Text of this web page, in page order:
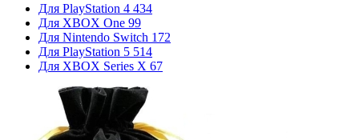
Для PlayStation 4 434
Для XBOX One 99
Для Nintendo Switch 172
Для PlayStation 5 514
Для XBOX Series X 67